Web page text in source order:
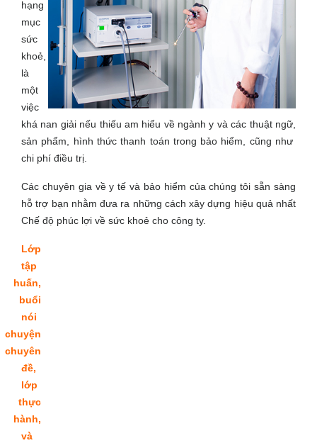
hạng
mục
sức
khoẻ,
là
một
việc
khá nan giải nếu thiếu am hiểu về ngành y và các thuật ngữ,
sản phẩm, hình thức thanh toán trong bảo hiểm, cũng như
chi phí điều trị.
Các chuyên gia về y tế và bảo hiểm của chúng tôi sẵn sàng
hỗ trợ bạn nhằm đưa ra những cách xây dựng hiệu quả nhất
Chế độ phúc lợi về sức khoẻ cho công ty.
Lớp
tập
huấn,
buổi
nói
chuyện
chuyên
đề,
lớp
thực
hành,
và